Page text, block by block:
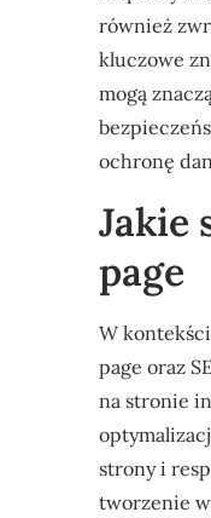
również
kluczowe
mogą
ochronę
Jakie
page
W
page oraz
na stronie
strony i
tworzenie